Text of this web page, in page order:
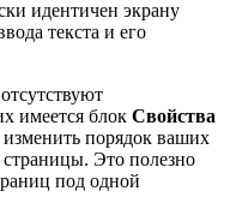
идентичен экрану
текста и его
имеется блок Свойства
порядок ваших
страницы. Это полезно
под одной